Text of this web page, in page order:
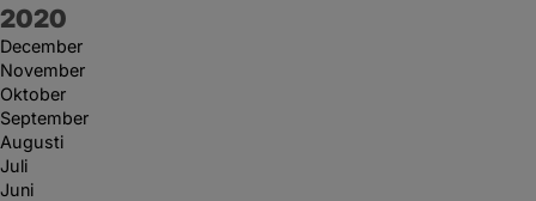
År:
2020
December
November
Oktober
September
Augusti
Juli
Juni